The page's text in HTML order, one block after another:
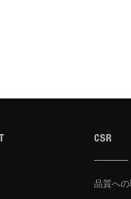
品質へ